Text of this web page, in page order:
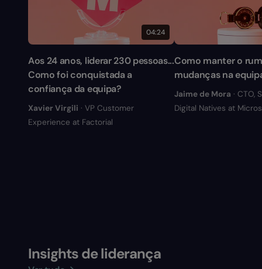
04:24
Aos 24 anos, liderar 230 pessoas...
Como foi conquistada a
confiança da equipa?
Xavier Virgili · VP Customer
Experience at Factorial
Como manter o
mudanças na
Jaime de Mora · CTO,
Digital Natives at
Insights de liderança